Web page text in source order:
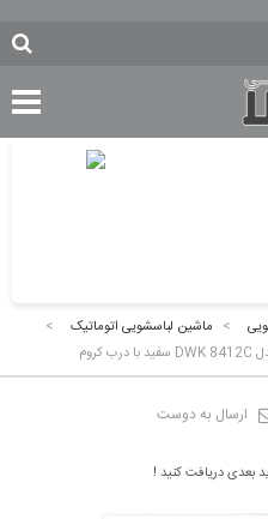
> ماشین لباسشویی اتوماتیک
>
ارسال به دوست
بعدی دریافت کنید !